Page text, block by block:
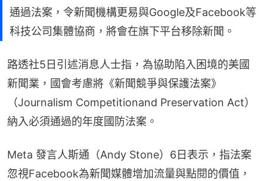
通過法案，令新聞機構更易與Google及Facebook等
科技公司集體協商，將會在旗下平台移除新聞。
路透社5日引述消息人士指，為協助陷入困境的美國
新聞業，國會考慮將《新聞競爭與保護法案》
（Journalism Competitionand Preservation Act）
納入必須通過的年度國防法案。
Meta 發言人斯通（Andy Stone）6日表示，指法案
忽視Facebook為新聞媒體增加流量與點閱的價值，